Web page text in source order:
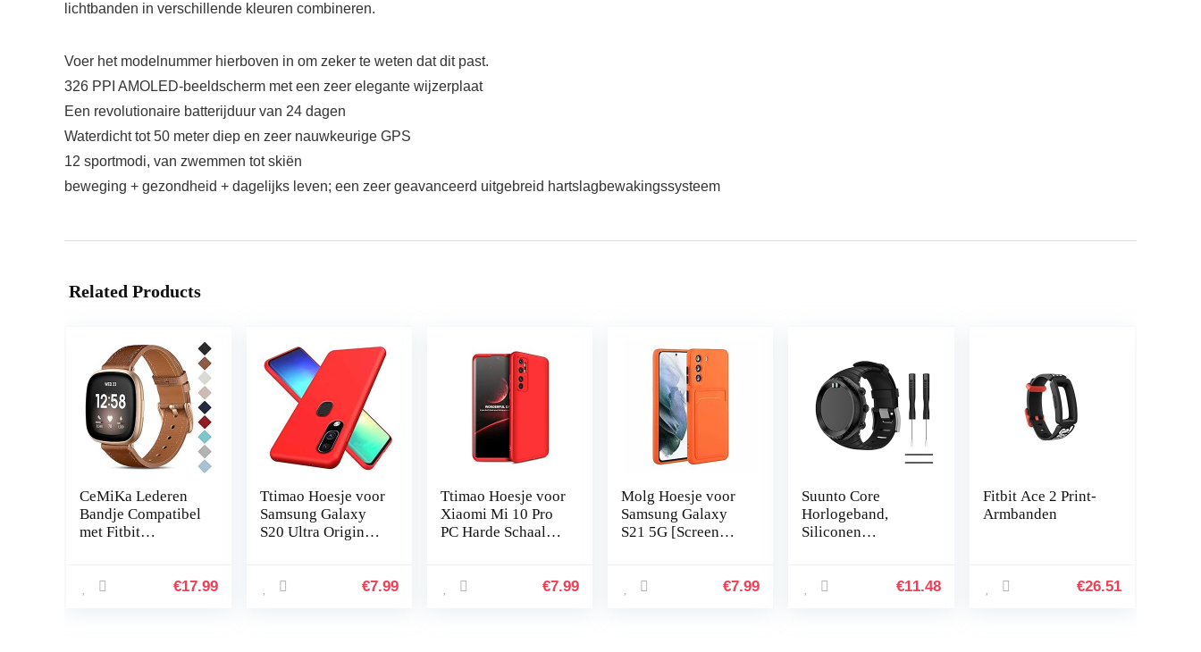
lichtbanden in verschillende kleuren combineren.
Voer het modelnummer hierboven in om zeker te weten dat dit past.
326 PPI AMOLED-beeldscherm met een zeer elegante wijzerplaat
Een revolutionaire batterijduur van 24 dagen
Waterdicht tot 50 meter diep en zeer nauwkeurige GPS
12 sportmodi, van zwemmen tot skiën
beweging + gezondheid + dagelijks leven; een zeer geavanceerd uitgebreid hartslagbewakingssysteem
Related Products
CeMiKa Lederen
Bandje Compatibel
met Fitbit
Lederen Band
€17.99
Ttimao Hoesje voor
Samsung Galaxy
S20 Ultra Originele
Cover+1*Screen€7.99
Ttimao Hoesje voor
Xiaomi Mi 10 Pro
PC Harde Schaal
Protector
€7.99
Molg Hoesje voor
Samsung Galaxy
S21 5G [Screen
TPU Siliconen
€7.99
Suunto Core
Horlogeband,
Siliconen
Suunto Core,
€11.48
Fitbit Ace 2 Print-
Armbanden
€26.51